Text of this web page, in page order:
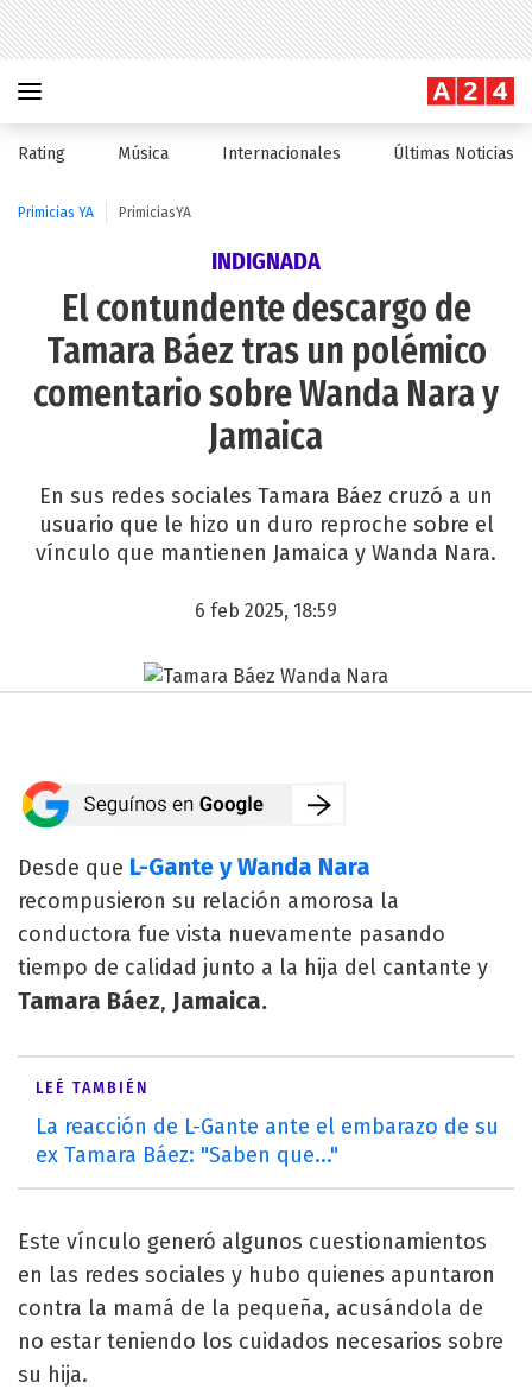
Rating Música Internacionales Últimas Noticias
Primicias YA PrimiciasYA
INDIGNADA
El contundente descargo de
Tamara Báez tras un polémico
comentario sobre Wanda Nara y
Jamaica
En sus redes sociales Tamara Báez cruzó a un
usuario que le hizo un duro reproche sobre el
vínculo que mantienen Jamaica y Wanda Nara.
6 feb 2025, 18:59
Desde que L-Gante y Wanda Nara
recompusieron su relación amorosa la
conductora fue vista nuevamente pasando
tiempo de calidad junto a la hija del cantante y
Tamara Báez, Jamaica.
LEÉ TAMBIÉN
La reacción de L-Gante ante el embarazo de su
ex Tamara Báez: "Saben que..."
Este vínculo generó algunos cuestionamientos
en las redes sociales y hubo quienes apuntaron
contra la mamá de la pequeña, acusándola de
no estar teniendo los cuidados necesarios sobre
su hija.